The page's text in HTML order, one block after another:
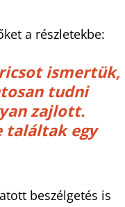
a részletekbe:
ismertük,
tudni
zajlott.
találtak egy
beszélgetés is